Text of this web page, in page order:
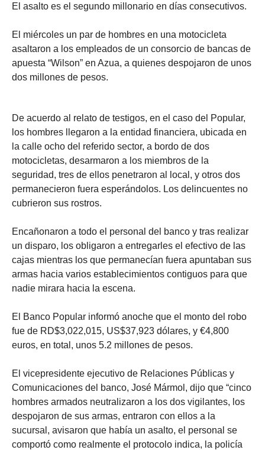
El asalto es el segundo millonario en días consecutivos.
El miércoles un par de hombres en una motocicleta
asaltaron a los empleados de un consorcio de bancas de
apuesta “Wilson” en Azua, a quienes despojaron de unos
dos millones de pesos.
De acuerdo al relato de testigos, en el caso del Popular,
los hombres llegaron a la entidad financiera, ubicada en
la calle ocho del referido sector, a bordo de dos
motocicletas, desarmaron a los miembros de la
seguridad, tres de ellos penetraron al local, y otros dos
permanecieron fuera esperándolos. Los delincuentes no
cubrieron sus rostros.
Encañonaron a todo el personal del banco y tras realizar
un disparo, los obligaron a entregarles el efectivo de las
cajas mientras los que permanecían fuera apuntaban sus
armas hacia varios establecimientos contiguos para que
nadie mirara hacia la escena.
El Banco Popular informó anoche que el monto del robo
fue de RD$3,022,015, US$37,923 dólares, y €4,800
euros, en total, unos 5.2 millones de pesos.
El vicepresidente ejecutivo de Relaciones Públicas y
Comunicaciones del banco, José Mármol, dijo que “cinco
hombres armados neutralizaron a los dos vigilantes, los
despojaron de sus armas, entraron con ellos a la
sucursal, avisaron que había un asalto, el personal se
comportó como realmente el protocolo indica, la policía